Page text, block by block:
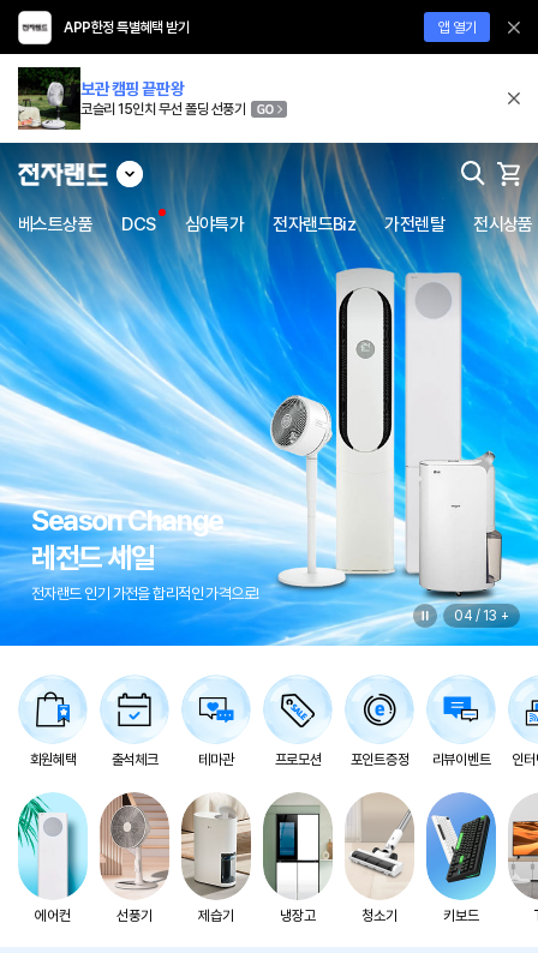
APP한정 특별혜택 받기 앱 열기
보관 캠핑 끝판왕
코슬리 15인치 무선 폴딩 선풍기
베스트상품 DCS 심야특가 전자랜드Biz 가전렌탈 전시상품
Season Change
레전드 세일
전자랜드 인기 가전을 합리적인 가격으로!
04/13
회원혜택 출석체크 테마관 프로모션 포인트증정 리뷰이벤트 인
에어컨 선풍기 제습기 냉장고 청소기 키보드